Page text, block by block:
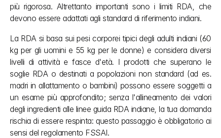
più rigorosa. Altrettanto importanti sono i limiti RDA, che
devono essere adattati agli standard di riferimento indiani.
La RDA si basa sui pesi corporei tipici degli adulti indiani (60
kg per gli uomini e 55 kg per le donne) e considera diversi
livelli di attività e fasce d'età. I prodotti che superano le
soglie RDA o destinati a popolazioni non standard (ad es.
madri in allattamento o bambini) possono essere soggetti a
un esame più approfondito; senza l'allineamento dei valori
degli ingredienti alle linee guida RDA indiane, la tua domanda
rischia di essere respinta: questo passaggio è obbligatorio ai
sensi del regolamento FSSAI.